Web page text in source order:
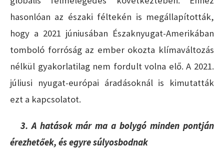
hasonlóan az északi féltekén is megállapították,
hogy a 2021 júniusában Északnyugat-Amerikában
tomboló forróság az ember okozta klímaváltozás
nélkül gyakorlatilag nem fordult volna elő. A 2021.
júliusi nyugat-európai áradásoknál is kimutatták
ezt a kapcsolatot.
3. A hatások már ma a bolygó minden pontján
érezhetőek, és egyre súlyosbodnak